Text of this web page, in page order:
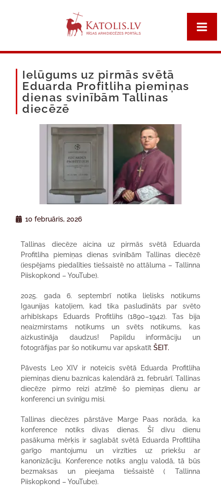
Ielūgums uz pirmās svētā
Eduarda Profitliha piemiņas
dienas svinībām Tallinas
diecēzē
10 februāris, 2026
Tallinas diecēze aicina uz pirmās svētā Eduarda
Profitliha piemiņas dienas svinībām Tallinas diecēzē
(iespējams piedalīties tiešsaistē no attāluma – Tallinna
Piiskopkond – YouTube).
2025. gada 6. septembrī notika lielisks notikums
Igaunijas katoļiem, kad tika pasludināts par svēto
arhibīskaps Eduards Profitlihs (1890–1942). Tas bija
neaizmirstams notikums un svēts notikums, kas
aizkustināja daudzus! Papildu informāciju un
fotogrāfijas par šo notikumu var apskatītŠEIT.
Pāvests Leo XIV ir noteicis svētā Eduarda Profitliha
piemiņas dienu baznīcas kalendārā 21. februārī. Tallinas
diecēze pirmo reizi atzīmē šo piemiņas dienu ar
konferenci un svinīgu misi.
Tallinas diecēzes pārstāve Marge Paas norāda, ka
konference notiks divas dienas. Šī divu dienu
pasākuma mērķis ir saglabāt svētā Eduarda Profitliha
garīgo mantojumu un virzīties uz priekšu ar
kanonizāciju. Konference notiks angļu valodā, tā būs
bezmaksas un pieejama tiešsaistē ( Tallinna
Piiskopkond – YouTube).